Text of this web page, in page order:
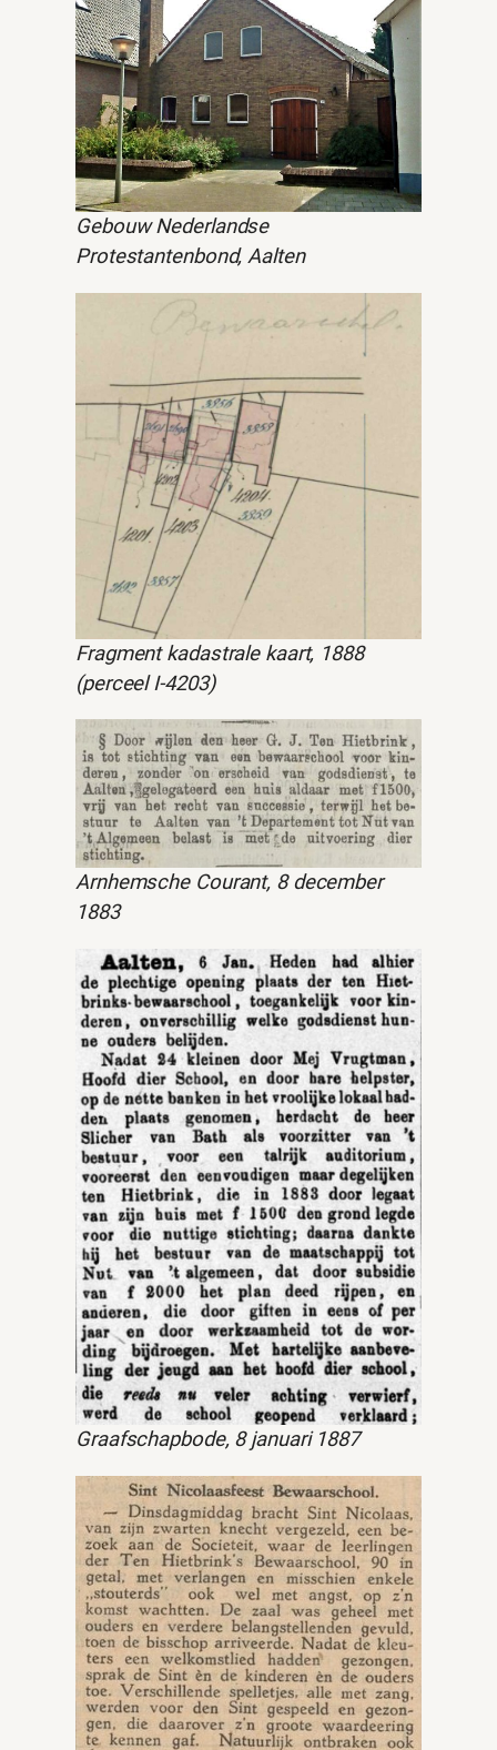
Gebouw Nederlandse
Protestantenbond, Aalten
Fragment kadastrale kaart, 1888
(perceel I-4203)
Arnhemsche Courant, 8 december
1883
Graafschapbode, 8 januari 1887